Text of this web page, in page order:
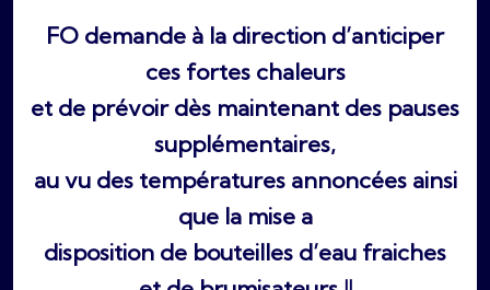
FO demande à la direction d’anticiper
ces fortes chaleurs
et de prévoir dès maintenant des pauses
supplémentaires,
au vu des températures annoncées ainsi
que la mise a
disposition de bouteilles d’eau fraiches